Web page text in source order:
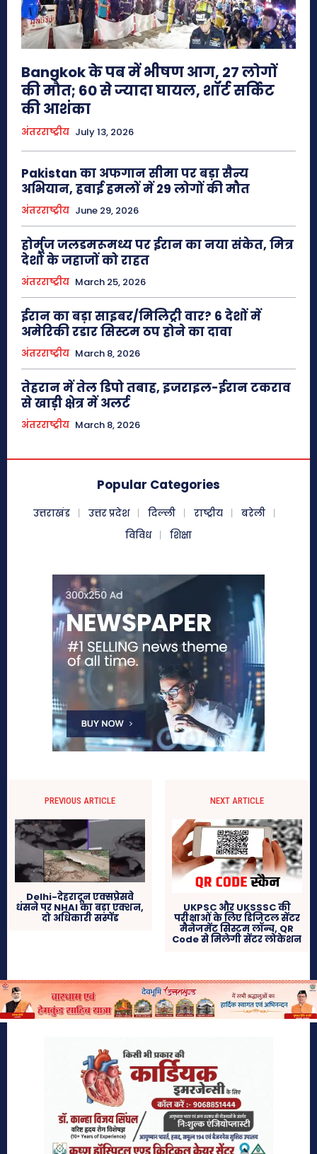
Bangkok के पब में भीषण आग, 27 लोगों
की मौत; 60 से ज्यादा घायल, शॉर्ट सर्किट
की आशंका
अंतरराष्ट्रीय July 13, 2026
Pakistan का अफगान सीमा पर बड़ा सैन्य
अभियान, हवाई हमलों में 29 लोगों की मौत
अंतरराष्ट्रीय June 29, 2026
होर्मुज जलडमरूमध्य पर ईरान का नया संकेत, मित्र
देशों के जहाजों को राहत
अंतरराष्ट्रीय March 25, 2026
ईरान का बड़ा साइबर/मिलिट्री वार? 6 देशों में
अमेरिकी रडार सिस्टम ठप होने का दावा
अंतरराष्ट्रीय March 8, 2026
तेहरान में तेल डिपो तबाह, इजराइल-ईरान टकराव
से खाड़ी क्षेत्र में अलर्ट
अंतरराष्ट्रीय March 8, 2026
Popular Categories
उत्तराखंड उत्तर प्रदेश दिल्ली राष्ट्रीय
बरेली
विविध
शिक्षा
PREVIOUS ARTICLE
Delhi-देहरादून एक्सप्रेसवे
धंसने पर NHAI का बड़ा एक्शन,
दो अधिकारी सस्पेंड
NEXT ARTICLE
UKPSC और UKSSSC की
परीक्षाओं के लिए डिजिटल सेंटर
मैनेजमेंट सिस्टम लॉन्च, QR
Code से मिलेगी सेंटर लोकेशन